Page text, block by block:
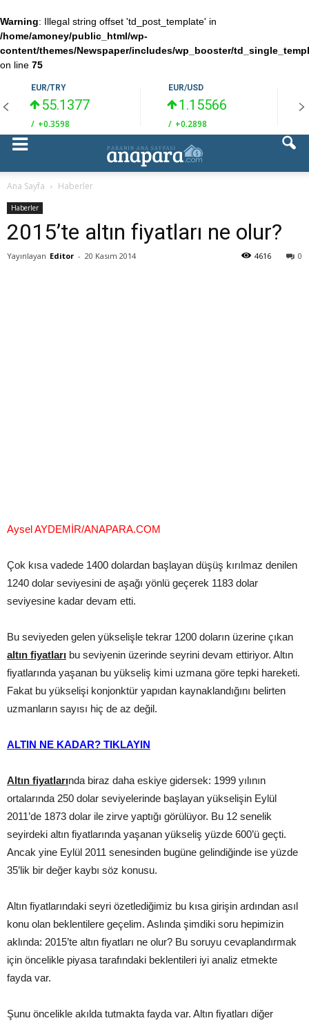
Warning: Illegal string offset 'td_post_template' in
/home/amoney/public_html/wp-
content/themes/Newspaper/includes/wp_booster/
on line 75
EUR/TRY
55.1377
/ +0.3598
EUR/USD
1.15566
/ +0.2898
Ana Sayfa Haberler
Haberler
2015’te altın fiyatları ne olur?
Yayınlayan Editor - 20 Kasım 2014 0
4616
Aysel AYDEMİR/ANAPARA.COM
Çok kısa vadede 1400 dolardan başlayan düşüş kırılmaz denilen
1240 dolar seviyesini de aşağı yönlü geçerek 1183 dolar
seviyesine kadar devam etti.
Bu seviyeden gelen yükselişle tekrar 1200 doların üzerine çıkan
altın fiyatları bu seviyenin üzerinde seyrini devam ettiriyor. Altın
fiyatlarında yaşanan bu yükseliş kimi uzmana göre tepki hareketi.
Fakat bu yükselişi konjonktür yapıdan kaynaklandığını belirten
uzmanların sayısı hiç de az değil.
ALTIN NE KADAR? TIKLAYIN
Altın fiyatlarında biraz daha eskiye gidersek: 1999 yılının
ortalarında 250 dolar seviyelerinde başlayan yükselişin Eylül
2011’de 1873 dolar ile zirve yaptığı görülüyor. Bu 12 senelik
seyirdeki altın fiyatlarında yaşanan yükseliş yüzde 600’ü geçti.
Ancak yine Eylül 2011 senesinden bugüne gelindiğinde ise yüzde
35’lik bir değer kaybı söz konusu.
Altın fiyatlarındaki seyri özetlediğimiz bu kısa girişin ardından asıl
konu olan beklentilere geçelim. Aslında şimdiki soru hepimizin
aklında: 2015’te altın fiyatları ne olur? Bu soruyu cevaplandırmak
için öncelikle piyasa tarafındaki beklentileri iyi analiz etmekte
fayda var.
Şunu öncelikle akılda tutmakta fayda var. Altın fiyatları diğer